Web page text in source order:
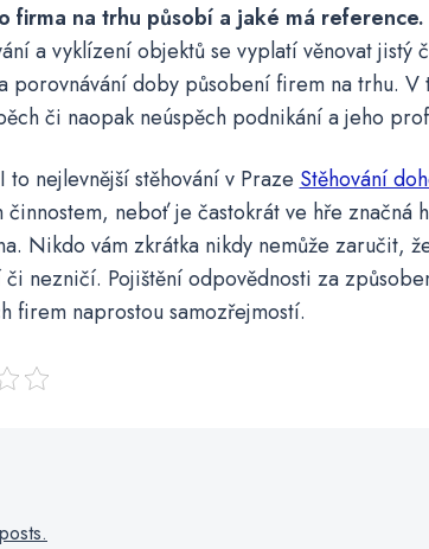
firma na trhu působí a jaké má reference.
a vyklízení objektů se vyplatí věnovat jistý
porovnávání doby působení firem na trhu. V
či naopak neúspěch podnikání a jeho
I to nejlevnější stěhování v Praze Stěhování
činnostem, neboť je častokrát ve hře značná
Nikdo vám zkrátka nikdy nemůže zaručit,
nezničí. Pojištění odpovědnosti za
firem naprostou samozřejmostí.